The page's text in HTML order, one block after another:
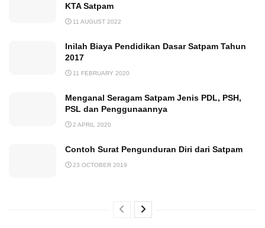
KTA Satpam
11 AUGUST 2022
Inilah Biaya Pendidikan Dasar Satpam Tahun
2017
11 FEBRUARY 2020
Menganal Seragam Satpam Jenis PDL, PSH,
PSL dan Penggunaannya
2 APRIL 2020
Contoh Surat Pengunduran Diri dari Satpam
23 OCTOBER 2019